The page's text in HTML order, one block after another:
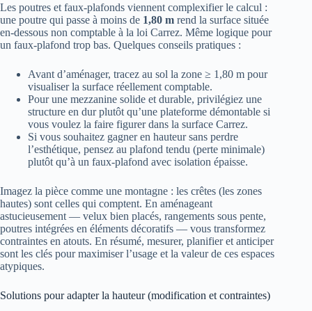
Les poutres et faux-plafonds viennent complexifier le calcul :
une poutre qui passe à moins de 1,80 m rend la surface située
en-dessous non comptable à la loi Carrez. Même logique pour
un faux-plafond trop bas. Quelques conseils pratiques :
Avant d’aménager, tracez au sol la zone ≥ 1,80 m pour
visualiser la surface réellement comptable.
Pour une mezzanine solide et durable, privilégiez une
structure en dur plutôt qu’une plateforme démontable si
vous voulez la faire figurer dans la surface Carrez.
Si vous souhaitez gagner en hauteur sans perdre
l’esthétique, pensez au plafond tendu (perte minimale)
plutôt qu’à un faux-plafond avec isolation épaisse.
Imagez la pièce comme une montagne : les crêtes (les zones
hautes) sont celles qui comptent. En aménageant
astucieusement — velux bien placés, rangements sous pente,
poutres intégrées en éléments décoratifs — vous transformez
contraintes en atouts. En résumé, mesurer, planifier et anticiper
sont les clés pour maximiser l’usage et la valeur de ces espaces
atypiques.
Solutions pour adapter la hauteur (modification et contraintes)